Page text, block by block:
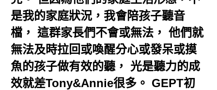
是我的家庭狀況，我會陪孩子聽音
檔， 這群家長們不會或無法， 他們就
無法及時拉回或喚醒分心或發呆或摸
魚的孩子做有效的聽， 光是聽力的成
效就差Tony&Annie很多。 GEPT初